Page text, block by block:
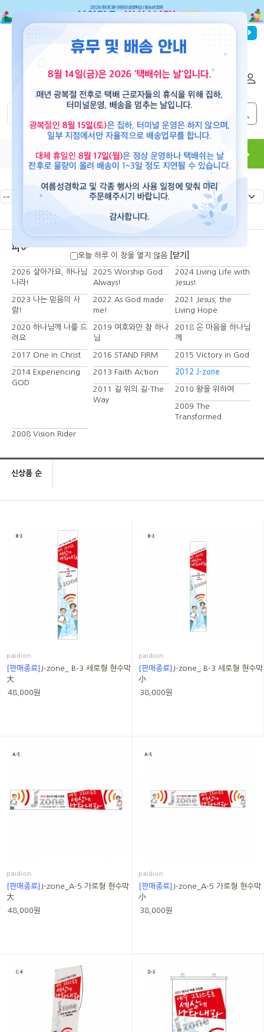
파이디온선교회
도서 뮤직 용품 현수막 콘텐츠
파이디온 청소년캠프
2026 살아가요, 하나님
나라!
2025 Worship God
Always!
2024 Living Life with
Jesus!
2023 나는 믿음의 사
람!
2022 As God made
me!
2021 Jesus, the
Living Hope
2020 하나님께 나를 드
려요
2019 여호와만 참 하나
님
2018 온 마음을 하나님
께
2017 One in Christ 2016 STAND FIRM 2015 Victory in God
2014 Experiencing
GOD
2013 Faith Action 2012 J-zone
2011 길 위의 길-The
Way
2010 왕을 위하여
2009 The
Transformed
2008 Vision Rider
신상품 순
paidion
[판매종료] J-zone_ B-3 세로형 현수막
大
48,000원
paidion
[판매종료] J-zone_ B-3 세로형 현수막
小
38,000원
paidion
[판매종료] J-zone_A-5 가로형 현수막
大
48,000원
paidion
[판매종료] J-zone_A-5 가로형 현수막
小
38,000원
오늘 하루 이 창을 열지 않음 [닫기]